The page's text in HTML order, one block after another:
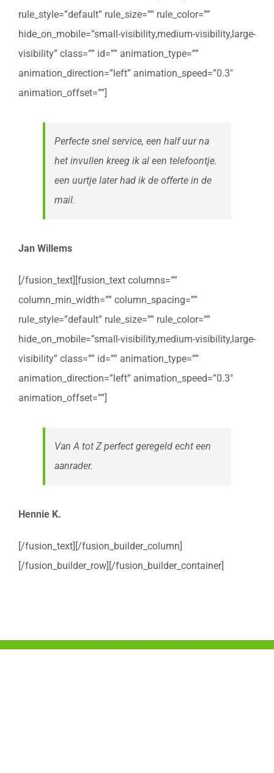
rule_style=”default” rule_size=”” rule_color=””
hide_on_mobile=”small-visibility,medium-visibility,large-
visibility” class=”” id=”” animation_type=””
animation_direction=”left” animation_speed=”0.3″
animation_offset=””]
Perfecte snel service, een half uur na
het invullen kreeg ik al een telefoontje.
een uurtje later had ik de offerte in de
mail.
Jan Willems
[/fusion_text][fusion_text columns=””
column_min_width=”” column_spacing=””
rule_style=”default” rule_size=”” rule_color=””
hide_on_mobile=”small-visibility,medium-visibility,large-
visibility” class=”” id=”” animation_type=””
animation_direction=”left” animation_speed=”0.3″
animation_offset=””]
Van A tot Z perfect geregeld echt een
aanrader.
Hennie K.
[/fusion_text][/fusion_builder_column]
[/fusion_builder_row][/fusion_builder_container]